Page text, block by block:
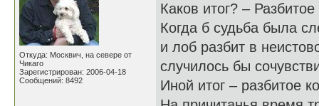
Откуда: Москвич, на севере от
Чикаго
Зарегистрирован: 2006-04-18
Сообщений: 8492
Каков итог? –
Когда б судьба была
и лоб разбит в
случилось бы
Иной итог – разбитое